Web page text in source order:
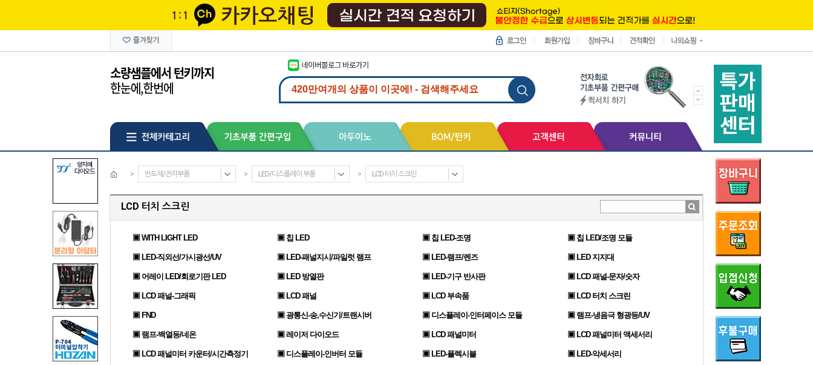
> 반도체/전자부품 > LED/디스플레이 부품 > LCD 터치 스크린
LCD 터치 스크린
▣ WITH LIGHT LED ▣ 칩 LED ▣ 칩 LED-조명 ▣ 칩 LED/조명 모듈
▣ LED-직외선/가시광선/UV ▣ LED-패널지시/파일럿 램프 ▣ LED-램프/렌즈 ▣ LED 지지대
▣ 어레이 LED/회로기판 LED ▣ LED 방열판 ▣ LED-기구 반사판 ▣ LCD 패널-문자/숫자
▣ LCD 패널-그래픽 ▣ LCD 패널 ▣ LCD 부속품 ▣ LCD 터치 스크린
▣ FND ▣ 광통신-송,수신기/트랜시버 ▣ 디스플레이-인터페이스 모듈 ▣ 램프-냉음극 형광등/UV
▣ 램프-백열등/네온 ▣ 레이저 다이오드 ▣ LCD 패널미터 ▣ LCD 패널미터 액세서리
▣ LCD 패널미터 카운터/시간측정기 ▣ 디스플레이-인버터 모듈 ▣ LED-플렉시블 ▣ LED-악세서리